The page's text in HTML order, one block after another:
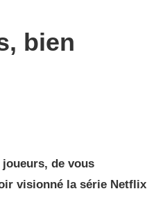
bien
de vous
visionné la série Netflix